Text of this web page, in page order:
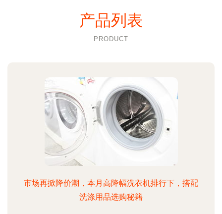
产品列表
PRODUCT
市场再掀降价潮，本月高降幅洗衣机排行下，搭配
洗涤用品选购秘籍